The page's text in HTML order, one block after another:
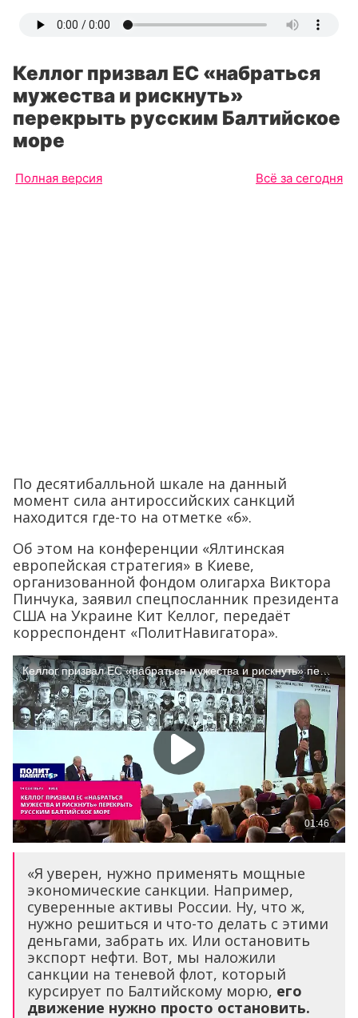
Келлог призвал ЕС «набраться
мужества и рискнуть»
перекрыть русским Балтийское
море
Полная версия Всё за сегодня
По десятибалльной шкале на данный
момент сила антироссийских санкций
находится где-то на отметке «6».
Об этом на конференции «Ялтинская
европейская стратегия» в Киеве,
организованной фондом олигарха Виктора
Пинчука, заявил спецпосланник президента
США на Украине Кит Келлог, передаёт
корреспондент «ПолитНавигатора».
«Я уверен, нужно применять мощные
экономические санкции. Например,
суверенные активы России. Ну, что ж,
нужно решиться и что-то делать с этими
деньгами, забрать их. Или остановить
экспорт нефти. Вот, мы наложили
санкции на теневой флот, который
курсирует по Балтийскому морю, его
движение нужно просто остановить.